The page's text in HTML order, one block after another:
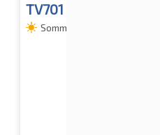
TV701
Sommerreifen